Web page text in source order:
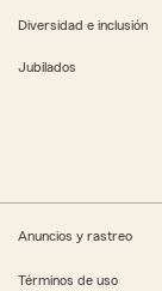
Diversidad e inclusión
Jubilados
Anuncios y rastreo
Términos de uso